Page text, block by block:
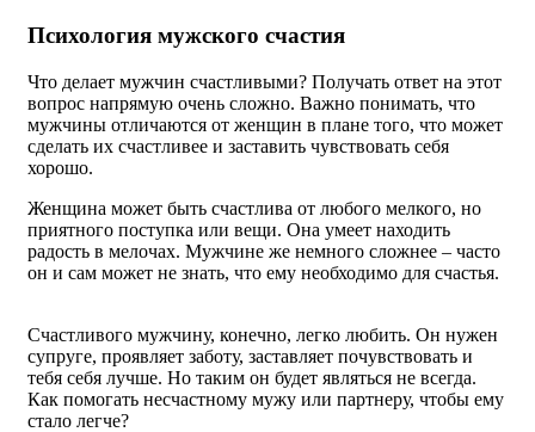
Психология мужского счастия
Что делает мужчин счастливыми? Получать ответ на этот
вопрос напрямую очень сложно. Важно понимать, что
мужчины отличаются от женщин в плане того, что может
сделать их счастливее и заставить чувствовать себя
хорошо.
Женщина может быть счастлива от любого мелкого, но
приятного поступка или вещи. Она умеет находить
радость в мелочах. Мужчине же немного сложнее – часто
он и сам может не знать, что ему необходимо для счастья.
Счастливого мужчину, конечно, легко любить. Он нужен
супруге, проявляет заботу, заставляет почувствовать и
тебя себя лучше. Но таким он будет являться не всегда.
Как помогать несчастному мужу или партнеру, чтобы ему
стало легче?